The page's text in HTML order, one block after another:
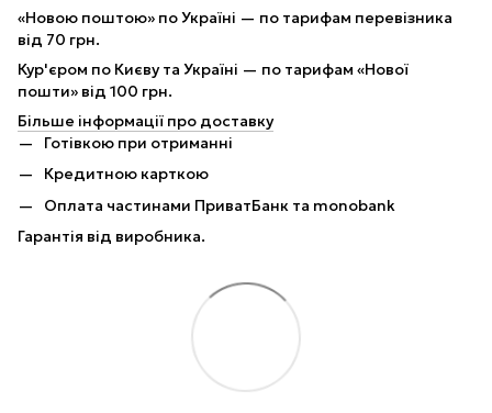
«Новою поштою» по Україні — по тарифам перевізника
від 70 грн.
Кур'єром по Києву та Україні — по тарифам «Нової
пошти» від 100 грн.
Більше інформації про доставку
Готівкою при отриманні
Кредитною карткою
Оплата частинами ПриватБанк та monobank
Гарантія від виробника.